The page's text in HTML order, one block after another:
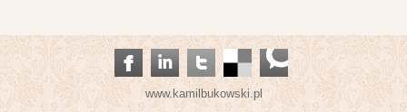
www.kamilbukowski.pl